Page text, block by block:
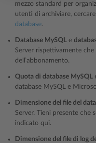
mezzo standard per
utenti di archiviare,
database.
Database MySQL e
Server rispettivamente
dell’abbonamento.
Quota di database MySQL
database MySQL e
Dimensione del file del
Server. Tieni presente che
indicato qui.
Dimensione del file di log